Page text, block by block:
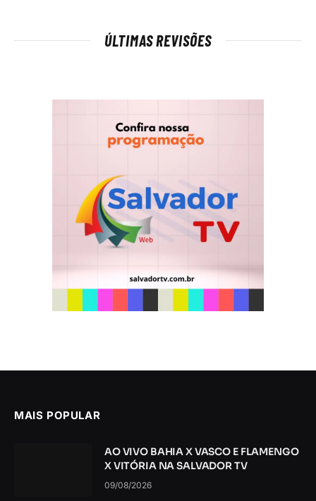
ÚLTIMAS REVISÕES
MAIS POPULAR
AO VIVO BAHIA X VASCO E FLAMENGO
X VITÓRIA NA SALVADOR TV
09/08/2026